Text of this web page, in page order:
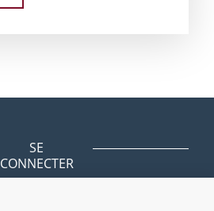
SE
CONNECTER
Avenue des